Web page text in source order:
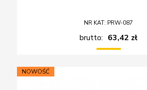
NR KAT: PRW-087
brutto: 63,42 zł
NOWOŚĆ